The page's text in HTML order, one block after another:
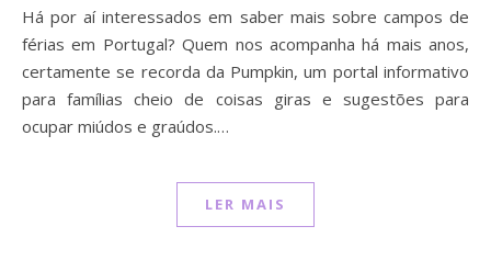
Há por aí interessados em saber mais sobre campos de
férias em Portugal? Quem nos acompanha há mais anos,
certamente se recorda da Pumpkin, um portal informativo
para famílias cheio de coisas giras e sugestões para
ocupar miúdos e graúdos.…
LER MAIS